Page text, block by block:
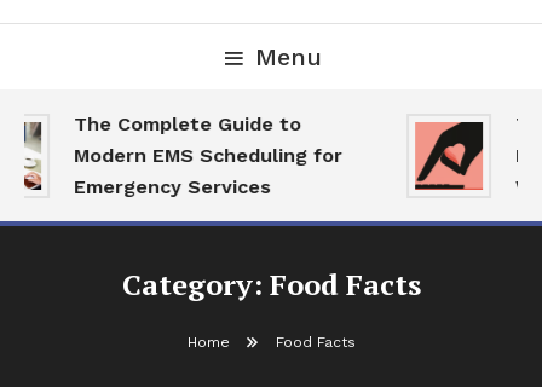
Menu
The Complete Guide to
Modern EMS Scheduling for
Emergency Services
Category: Food Facts
Home Food Facts